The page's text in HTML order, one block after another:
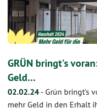
GRÜN bringt's
Geld…
02.02.24 - Grün bringt’s
mehr Geld in den Erhalt